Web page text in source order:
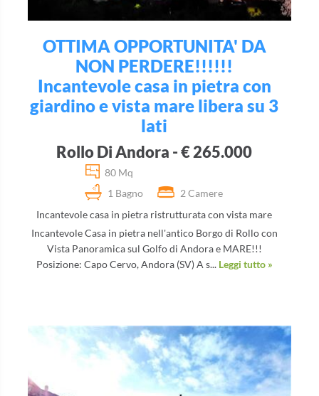
OTTIMA OPPORTUNITA' DA
NON PERDERE!!!!!!
Incantevole casa in pietra con
giardino e vista mare libera su 3
lati
Rollo Di Andora - € 265.000
80 Mq
1 Bagno
2 Camere
Incantevole casa in pietra ristrutturata con vista mare
Incantevole Casa in pietra nell'antico Borgo di Rollo con
Vista Panoramica sul Golfo di Andora e MARE!!!
Posizione: Capo Cervo, Andora (SV) A s... Leggi tutto »